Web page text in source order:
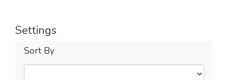
Settings
Sort By